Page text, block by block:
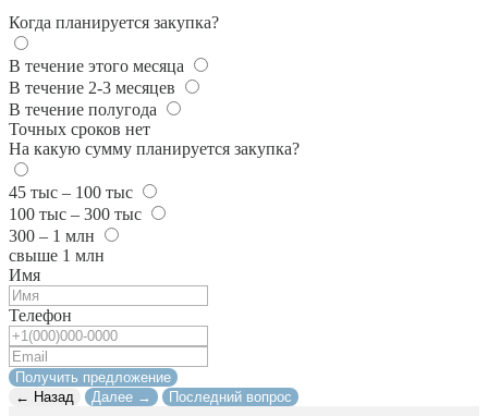
Когда планируется закупка?
В течение этого месяца
В течение 2-3 месяцев
В течение полугода
Точных сроков нет
На какую сумму планируется закупка?
45 тыс – 100 тыс
100 тыс – 300 тыс
300 – 1 млн
свыше 1 млн
Имя
Телефон
Получить предложение
← Назад
Далее → Последний вопрос